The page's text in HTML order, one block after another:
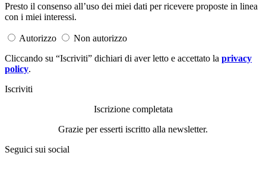
Presto il consenso all’uso dei miei dati per ricevere proposte in linea
con i miei interessi.
Autorizzo
Non autorizzo
Cliccando su “Iscriviti” dichiari di aver letto e accettato la privacy
policy.
Iscriviti
Iscrizione completata
Grazie per esserti iscritto alla newsletter.
Seguici sui social